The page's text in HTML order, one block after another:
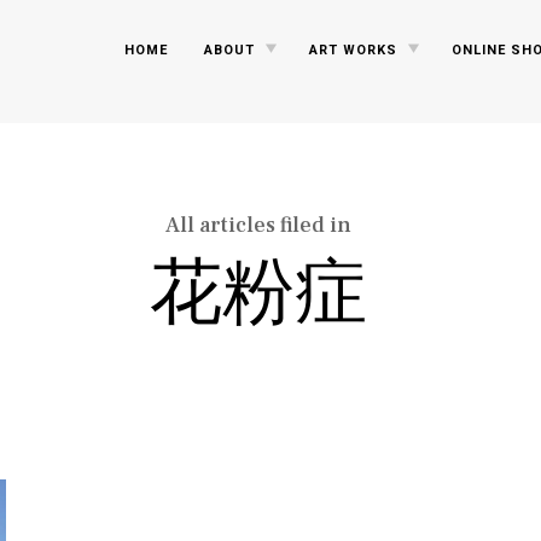
HOME ABOUT TOGGLE
CHILD
ART WORKS TOGGLE
CHILD
ONLINE
All articles filed in
花粉症